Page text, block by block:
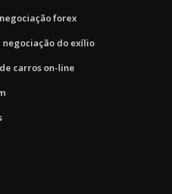
forex
negociação do exílio
carros on-line